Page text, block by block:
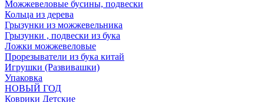
Можжевеловые бусины, подвески
Кольца из дерева
Грызунки из можжевельника
Грызунки , подвески из бука
Ложки можжевеловые
Прорезыватели из бука китай
Игрушки (Развивашки)
Упаковка
НОВЫЙ ГОД
Коврики Детские